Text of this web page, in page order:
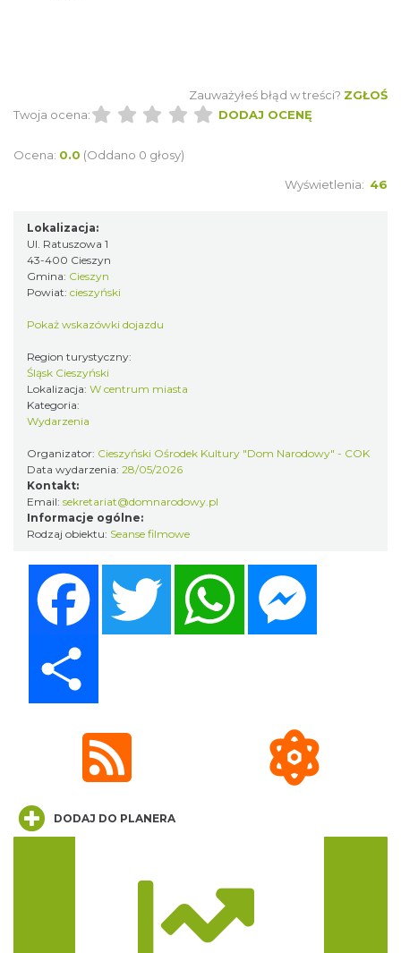
60-lecie Turystycznego Klubu Kolarskiego
2026-05-27
INTERPRETACJE "Miesiofoto" - wernisaż
wystawy zdjęć miesiąca Cieszyńskiego
Towarzystwa Fotograficznego
Cieszyn
0.13 km
„Daniec kontra Kryszak”
Cieszyn
0.25 km
Cieszyn
2026-10-18
0.25 km
Zauważyłeś błąd w treści? ZGŁOŚ
Twoja ocena:
DODAJ OCENĘ
Ocena: 0.0 (Oddano 0 głosy)
Wyświetlenia: 46
Lokalizacja:
Ul. Ratuszowa 1
43-400 Cieszyn
Gmina: Cieszyn
Powiat: cieszyński
Pokaż wskazówki dojazdu
Region turystyczny:
Śląsk Cieszyński
Lokalizacja: W centrum miasta
Kategoria:
Wydarzenia
Organizator: Cieszyński Ośrodek Kultury "Dom Narodowy" - COK
Data wydarzenia: 28/05/2026
Kontakt:
Email: sekretariat@domnarodowy.pl
Informacje ogólne:
Rodzaj obiektu: Seanse filmowe
Twitter WhatsApp
DODAJ DO PLANERA